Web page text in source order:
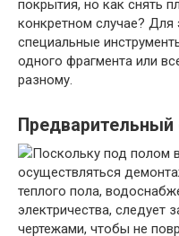
покрытия, но как снять
конкретном случае? Для
специальные
одного фрагмента или
разному.
Предварительный
Поскольку под полом
осуществляться
теплого пола,
электричества, следует
чертежами, чтобы не